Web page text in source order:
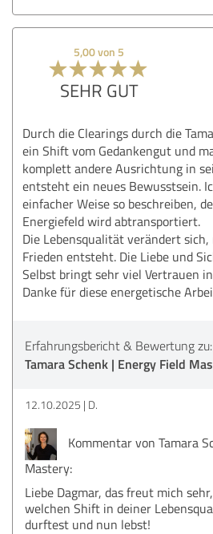
5,00 von 5
SEHR GUT
Durch die Clearings durch die
ein Shift vom Gedankengut und
komplett andere Ausrichtung in
entsteht ein neues Bewusstsein.
einfacher Weise so beschreiben,
Energiefeld wird abtransportiert.
Die Lebensqualität verändert
Frieden entsteht. Die Liebe und
Selbst bringt sehr viel Vertrauen
Danke für diese energetische
Erfahrungsbericht & Bewertung zu:
Tamara Schenk | Energy Field
12.10.2025 D.
Kommentar von Tamara
Mastery:
Liebe Dagmar, das freut mich
welchen Shift in deiner
durftest und nun lebst!